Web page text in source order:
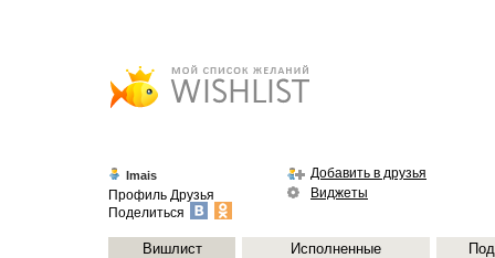
Imais
Профиль Друзья
Поделиться
Добавить в друзья
Виджеты
Вишлист Исполненные